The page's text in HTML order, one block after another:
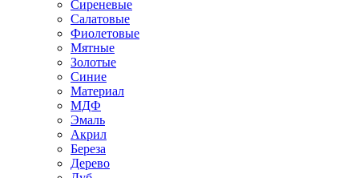
Сиреневые
Салатовые
Фиолетовые
Мятные
Золотые
Синие
Материал
МДФ
Эмаль
Акрил
Береза
Дерево